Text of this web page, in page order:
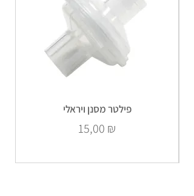
פילטר מסנן ויראלי
Prix
15,00 ₪